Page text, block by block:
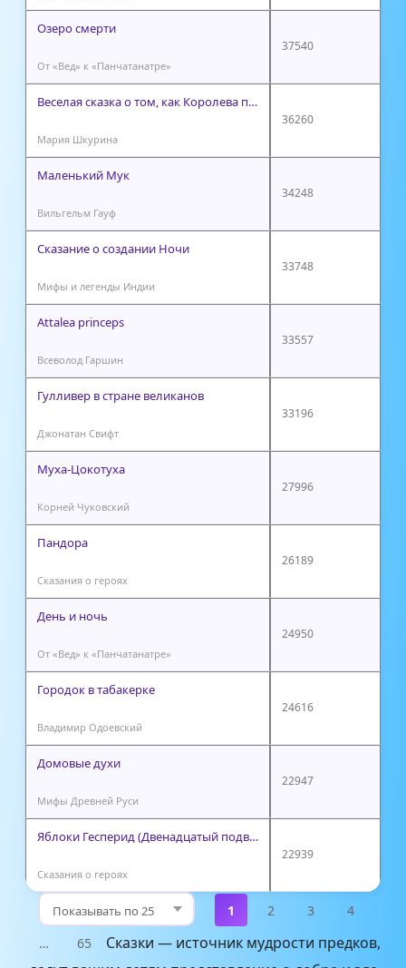
Озеро смерти
От «Вед» к «Панчатанатре»
37540
Веселая сказка о том, как Королева потеряла корону
Мария Шкурина
36260
Маленький Мук
Вильгельм Гауф
34248
Сказание о создании Ночи
Мифы и легенды Индии
33748
Attalea princeps
Всеволод Гаршин
33557
Гулливер в стране великанов
Джонатан Свифт
33196
Муха-Цокотуха
Корней Чуковский
27996
Пандора
Сказания о героях
26189
День и ночь
От «Вед» к «Панчатанатре»
24950
Городок в табакерке
Владимир Одоевский
24616
Домовые духи
Мифы Древней Руси
22947
Яблоки Гесперид (Двенадцатый подвиг)
Сказания о героях
22939
1 2 3
4
…
65
Сказки — источник мудрости предков,